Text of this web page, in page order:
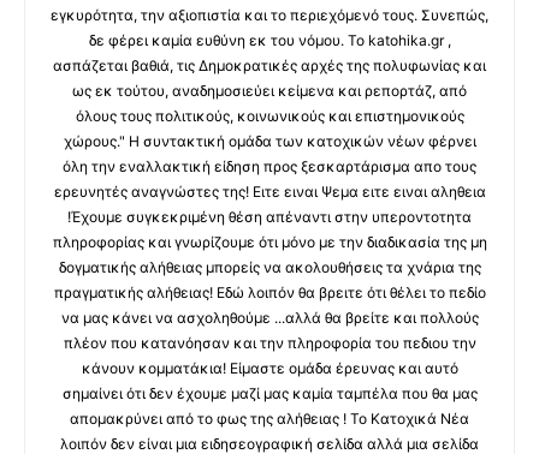
εγκυρότητα, την αξιοπιστία και το περιεχόμενό τους. Συνεπώς,
δε φέρει καμία ευθύνη εκ του νόμου. Το katohika.gr ,
ασπάζεται βαθιά, τις Δημοκρατικές αρχές της πολυφωνίας και
ως εκ τούτου, αναδημοσιεύει κείμενα και ρεπορτάζ, από
όλους τους πολιτικούς, κοινωνικούς και επιστημονικούς
χώρους." Η συντακτική ομάδα των κατοχικών νέων φέρνει
όλη την εναλλακτική είδηση προς ξεσκαρτάρισμα απο τους
ερευνητές αναγνώστες της! Ειτε ειναι Ψεμα ειτε ειναι αληθεια
!Έχουμε συγκεκριμένη θέση απέναντι στην υπεροντοτητα
πληροφορίας και γνωρίζουμε ότι μόνο με την διαδικασία της μη
δογματικής αλήθειας μπορείς να ακολουθήσεις τα χνάρια της
πραγματικής αλήθειας! Εδώ λοιπόν θα βρειτε ότι θέλει το πεδίο
να μας κάνει να ασχοληθούμε ...αλλά θα βρείτε και πολλούς
πλέον που κατανόησαν και την πληροφορία του πεδιου την
κάνουν κομματάκια! Είμαστε ομάδα έρευνας και αυτό
σημαίνει ότι δεν έχουμε μαζί μας καμία ταμπέλα που θα μας
απομακρύνει από το φως της αλήθειας ! Το Κατοχικά Νέα
λοιπόν δεν είναι μια ειδησεογραφική σελίδα αλλά μια σελίδα